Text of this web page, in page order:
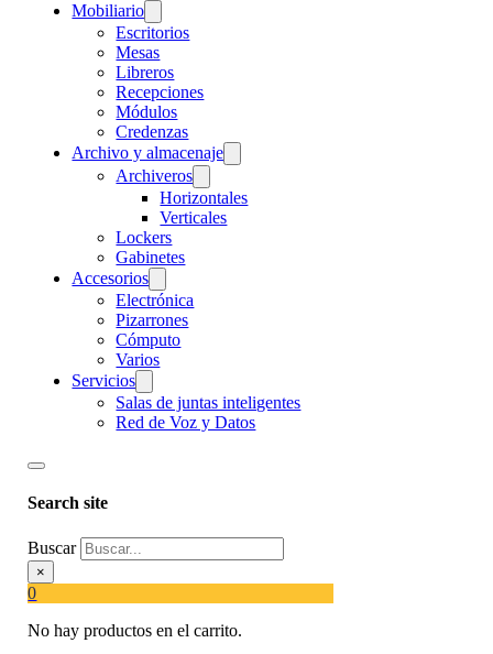
Mobiliario
Escritorios
Mesas
Libreros
Recepciones
Módulos
Credenzas
Archivo y almacenaje
Archiveros
Horizontales
Verticales
Lockers
Gabinetes
Accesorios
Electrónica
Pizarrones
Cómputo
Varios
Servicios
Salas de juntas inteligentes
Red de Voz y Datos
Search site
Buscar
×
0
No hay productos en el carrito.